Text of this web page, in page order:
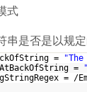
式
是否是以规定
=
=
= /